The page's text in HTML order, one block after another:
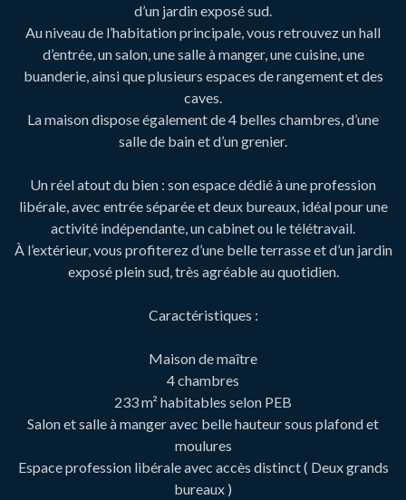
d’un jardin exposé sud.
Au niveau de l’habitation principale, vous retrouvez un hall
d’entrée, un salon, une salle à manger, une cuisine, une
buanderie, ainsi que plusieurs espaces de rangement et des
caves.
La maison dispose également de 4 belles chambres, d’une
salle de bain et d’un grenier.
Un réel atout du bien : son espace dédié à une profession
libérale, avec entrée séparée et deux bureaux, idéal pour une
activité indépendante, un cabinet ou le télétravail.
À l’extérieur, vous profiterez d’une belle terrasse et d’un jardin
exposé plein sud, très agréable au quotidien.
Caractéristiques :
Maison de maître
4 chambres
233 m² habitables selon PEB
Salon et salle à manger avec belle hauteur sous plafond et
moulures
Espace profession libérale avec accès distinct ( Deux grands
bureaux )